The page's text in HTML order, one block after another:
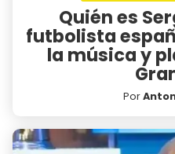
Quién es
futbolista
la música y
Por